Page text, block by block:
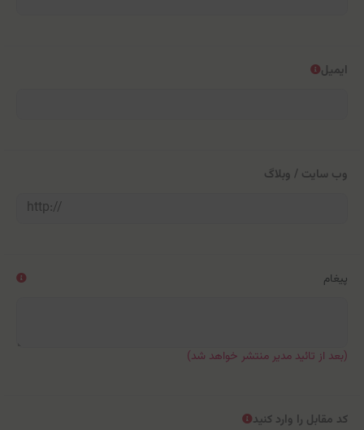
ایمیل
وب سایت / وبلاگ
پیغام
(بعد از تائید مدیر منتشر خواهد شد)
کد مقابل را وارد کنید